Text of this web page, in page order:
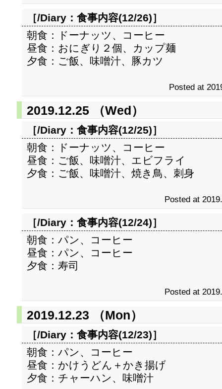
［/Diary： 食事内容(12/26)］
朝食：ドーナッツ、コーヒー
昼食：おにぎり２個、カップ麺
夕食：ご飯、味噌汁、豚カツ
Posted at
2019.12.25 （Wed）
［/Diary： 食事内容(12/25)］
朝食：ドーナッツ、コーヒー
昼食：ご飯、味噌汁、エビフライ
夕食：ご飯、味噌汁、焼き鳥、刺身
Posted at
［/Diary： 食事内容(12/24)］
朝食：パン、コーヒー
昼食：パン、コーヒー
夕食：寿司
Posted at
2019.12.23 （Mon）
［/Diary： 食事内容(12/23)］
朝食：パン、コーヒー
昼食：かけうどん＋かき揚げ
夕食：チャーハン、味噌汁